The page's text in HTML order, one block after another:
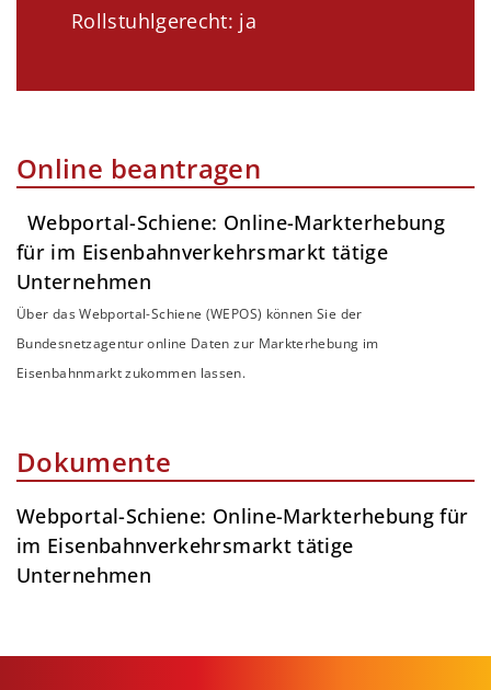
Rollstuhlgerecht: ja
Online beantragen
Webportal-Schiene: Online-Markterhebung
für im Eisenbahnverkehrsmarkt tätige
Unternehmen
Über das Webportal-Schiene (WEPOS) können Sie der
Bundesnetzagentur online Daten zur Markterhebung im
Eisenbahnmarkt zukommen lassen.
Dokumente
Webportal-Schiene: Online-Markterhebung für
im Eisenbahnverkehrsmarkt tätige
Unternehmen